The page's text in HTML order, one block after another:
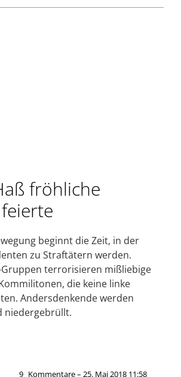
fröhliche
beginnt die Zeit, in der
zu Straftätern werden.
Gruppen terrorisieren mißliebige
die keine linke
Andersdenkende werden
niedergebrüllt.
9 Kommentare – 25. Mai 2018 11:58